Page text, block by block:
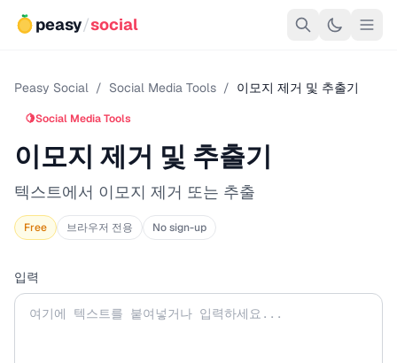
peasy/social
Peasy Social / Social Media Tools / 이모지 제거 및 추출기
🍋Social Media Tools
이모지 제거 및 추출기
텍스트에서 이모지 제거 또는 추출
Free 브라우저 전용 No sign-up
입력